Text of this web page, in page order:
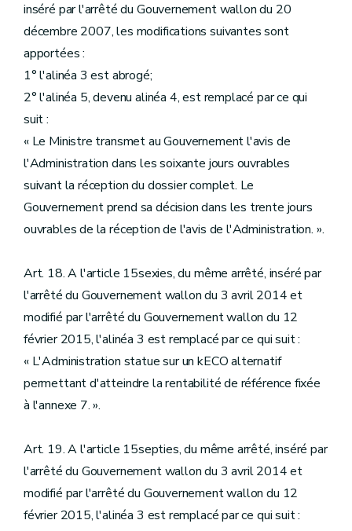
inséré par l'arrêté du Gouvernement wallon du 20
décembre 2007, les modifications suivantes sont
apportées :
1° l'alinéa 3 est abrogé;
2° l'alinéa 5, devenu alinéa 4, est remplacé par ce qui
suit :
« Le Ministre transmet au Gouvernement l'avis de
l'Administration dans les soixante jours ouvrables
suivant la réception du dossier complet. Le
Gouvernement prend sa décision dans les trente jours
ouvrables de la réception de l'avis de l'Administration. ».
Art. 18. A l'article 15sexies, du même arrêté, inséré par
l'arrêté du Gouvernement wallon du 3 avril 2014 et
modifié par l'arrêté du Gouvernement wallon du 12
février 2015, l'alinéa 3 est remplacé par ce qui suit :
« L'Administration statue sur un kECO alternatif
permettant d'atteindre la rentabilité de référence fixée
à l'annexe 7. ».
Art. 19. A l'article 15septies, du même arrêté, inséré par
l'arrêté du Gouvernement wallon du 3 avril 2014 et
modifié par l'arrêté du Gouvernement wallon du 12
février 2015, l'alinéa 3 est remplacé par ce qui suit :